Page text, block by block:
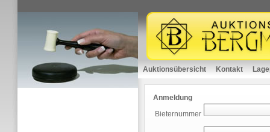
Auktionsübersicht Kontakt
Anmeldung
Bieternummer